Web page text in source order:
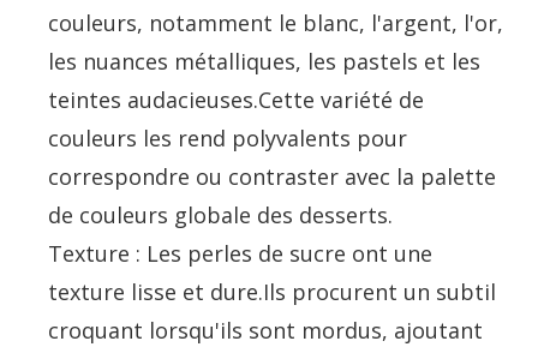
couleurs, notamment le blanc, l'argent, l'or,
les nuances métalliques, les pastels et les
teintes audacieuses.Cette variété de
couleurs les rend polyvalents pour
correspondre ou contraster avec la palette
de couleurs globale des desserts.
Texture : Les perles de sucre ont une
texture lisse et dure.Ils procurent un subtil
croquant lorsqu'ils sont mordus, ajoutant